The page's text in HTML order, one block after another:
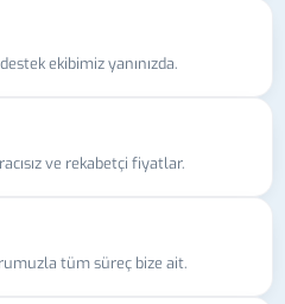
ekibimiz yanınızda.
ve rekabetçi fiyatlar.
tüm süreç bize ait.